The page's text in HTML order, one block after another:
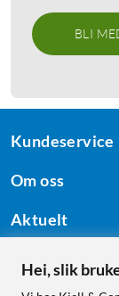
BLI
Kundeservice
Om oss
Aktuelt
Følg oss
Hei, slik